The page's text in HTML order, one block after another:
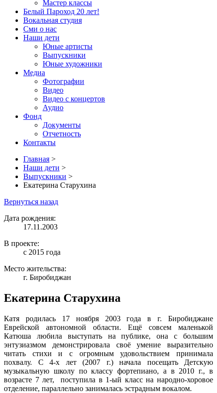
Мастер классы
Белый Пароход 20 лет!
Вокальная студия
Сми о нас
Наши дети
Юные артисты
Выпускники
Юные художники
Медиа
Фотографии
Видео
Видео с концертов
Аудио
Фонд
Документы
Отчетность
Контакты
Главная >
Наши дети >
Выпускники >
Екатерина Старухина
Вернуться назад
Дата рождения:
17.11.2003
В проекте:
с 2015 года
Место жительства:
г. Биробиджан
Екатерина Старухина
Катя родилась 17 ноября 2003 года в г. Биробиджане
Еврейской автономной области. Ещё совсем маленькой
Катюша любила выступать на публике, она с большим
энтузиазмом демонстрировала своё умение выразительно
читать стихи и с огромным удовольствием принимала
похвалу. С 4-х лет (2007 г.) начала посещать Детскую
музыкальную школу по классу фортепиано, а в 2010 г., в
возрасте 7 лет, поступила в 1-ый класс на народно-хоровое
отделение, параллельно занималась эстрадным вокалом.